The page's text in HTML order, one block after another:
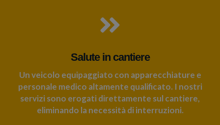
Salute in cantiere
Un veicolo equipaggiato con apparecchiature e
personale medico altamente qualificato. I nostri
servizi sono erogati direttamente sul cantiere,
eliminando la necessità di interruzioni.